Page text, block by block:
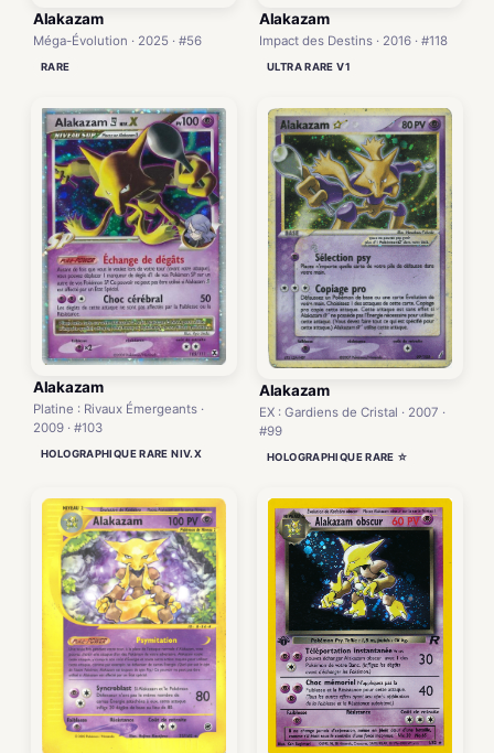
Alakazam
Méga-Évolution · 2025 · #56
RARE
Alakazam
Impact des Destins · 2016 · #118
ULTRA RARE V1
Alakazam
Platine : Rivaux Émergeants ·
2009 · #103
HOLOGRAPHIQUE RARE NIV.X
Alakazam
EX : Gardiens de Cristal · 2007 ·
#99
HOLOGRAPHIQUE RARE ☆